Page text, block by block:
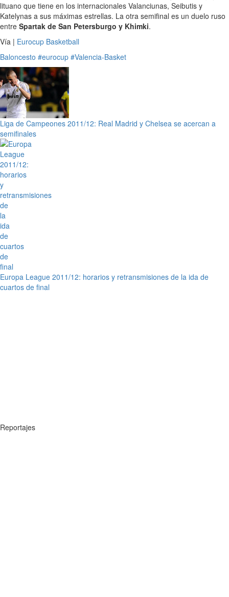
lituano que tiene en los internacionales Valanciunas, Seibutis y
Katelynas a sus máximas estrellas. La otra semifinal es un duelo ruso
entre Spartak de San Petersburgo y Khimki.
Vía | Eurocup Basketball
Baloncesto #eurocup #Valencia-Basket
Liga de Campeones 2011/12: Real Madrid y Chelsea se acercan a
semifinales
Europa League 2011/12: horarios y retransmisiones de la ida de
cuartos de final
Reportajes